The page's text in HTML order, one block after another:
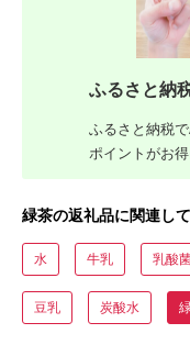
ふるさと納
ふるさと納税
ポイントがお
緑茶の返礼品に関連し
水 牛乳 乳酸
豆乳 炭酸水